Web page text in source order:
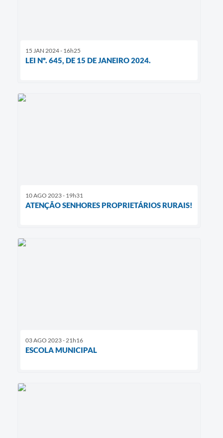
15 JAN 2024 - 16h25
LEI Nº. 645, DE 15 DE JANEIRO 2024.
10 AGO 2023 - 19h31
ATENÇÃO SENHORES PROPRIETÁRIOS RURAIS!
03 AGO 2023 - 21h16
ESCOLA MUNICIPAL